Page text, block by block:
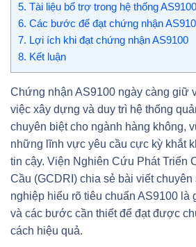
5. Tài liệu bổ trợ trong hệ thống AS9100
6. Các bước để đạt chứng nhận
7. Lợi ích khi đạt chứng nhận AS9100
8. Kết luận
Chứng nhận AS9100 ngày càng giữ
việc xây dựng và duy trì hệ thống
chuyên biệt cho ngành hàng không,
những lĩnh vực yêu cầu cực kỳ khắt
tin cậy. Viện Nghiên Cứu Phát Triển
Cầu (GCDRI) chia sẻ bài viết chuyên
nghiệp hiểu rõ tiêu chuẩn AS9100 là
và các bước cần thiết để đạt được
cách hiệu quả.